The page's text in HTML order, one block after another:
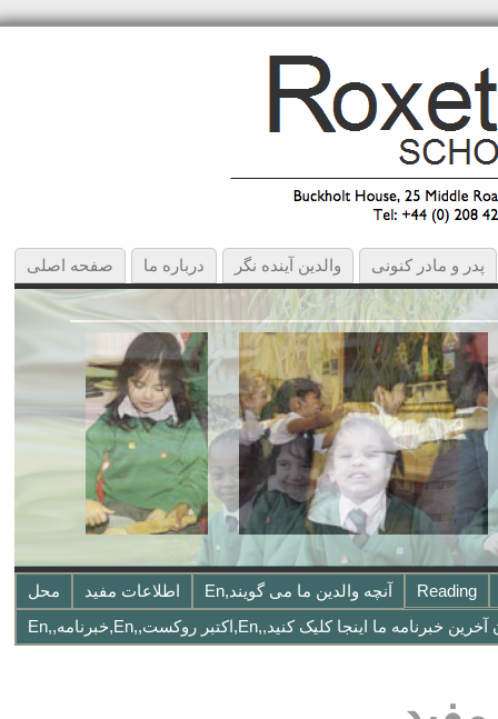
صفحه اصلی درباره ما والدین آینده نگر پدر و مادر کنونی
محل اطلاعات مفید آنچه والدین ما می گویند,en Reading